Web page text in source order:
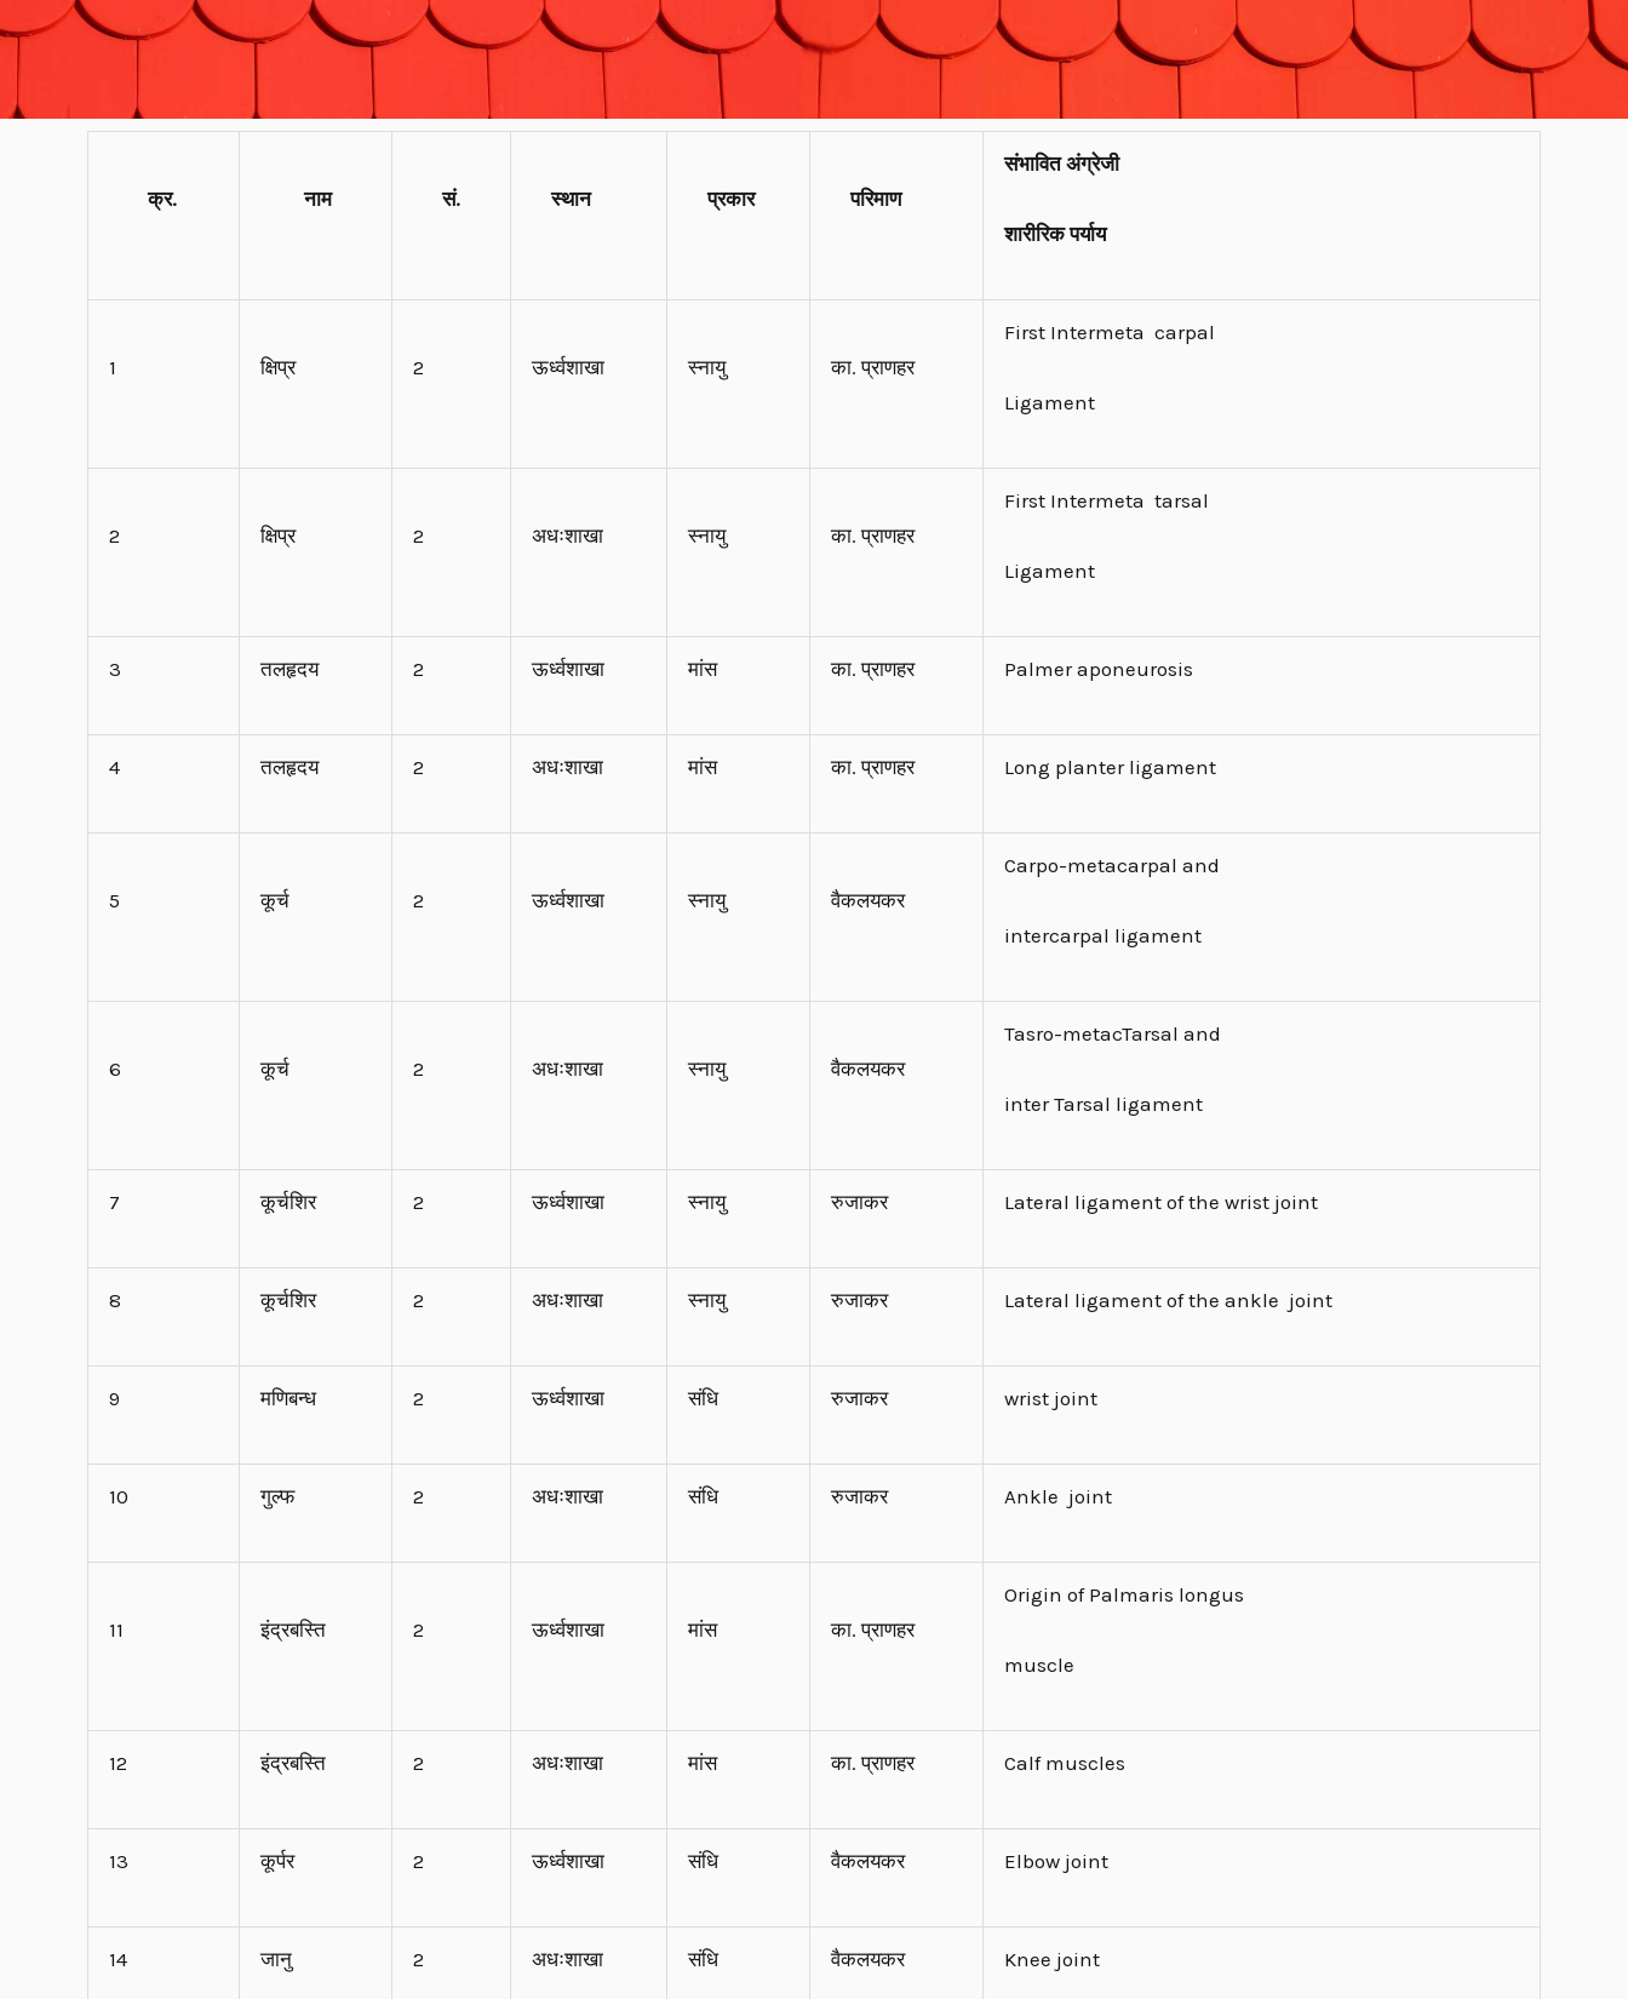
क्र. नाम सं. स्थान प्रकार परिमाण
संभावित अंग्रेजी
शारीरिक पर्याय
1 क्षिप्र 2 ऊर्ध्वशाखा स्नायु का. प्राणहर
First Intermeta carpal
Ligament
2 क्षिप्र 2 अधःशाखा स्नायु का. प्राणहर
First Intermeta tarsal
Ligament
3 तलहृदय 2 ऊर्ध्वशाखा मांस का. प्राणहर Palmer aponeurosis
4 तलहृदय 2 अधःशाखा मांस का. प्राणहर Long planter ligament
5 कूर्च 2 ऊर्ध्वशाखा स्नायु वैकलयकर
Carpo-metacarpal and
intercarpal ligament
6 कूर्च 2 अधःशाखा स्नायु वैकलयकर
Tasro-metacTarsal and
inter Tarsal ligament
7 कूर्चशिर 2 ऊर्ध्वशाखा स्नायु रुजाकर Lateral ligament of the wrist joint
8 कूर्चशिर 2 अधःशाखा स्नायु रुजाकर Lateral ligament of the ankle joint
9 मणिबन्ध 2 ऊर्ध्वशाखा संधि रुजाकर wrist joint
10 गुल्फ 2 अधःशाखा संधि रुजाकर Ankle joint
11 इंद्रबस्ति 2 ऊर्ध्वशाखा मांस का. प्राणहर
Origin of Palmaris longus
muscle
12 इंद्रबस्ति 2 अधःशाखा मांस का. प्राणहर Calf muscles
13 कूर्पर 2 ऊर्ध्वशाखा संधि वैकलयकर Elbow joint
14 जानु 2 अधःशाखा संधि वैकलयकर Knee joint